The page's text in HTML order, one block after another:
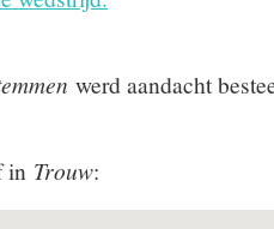
werd aandacht
in Trouw: